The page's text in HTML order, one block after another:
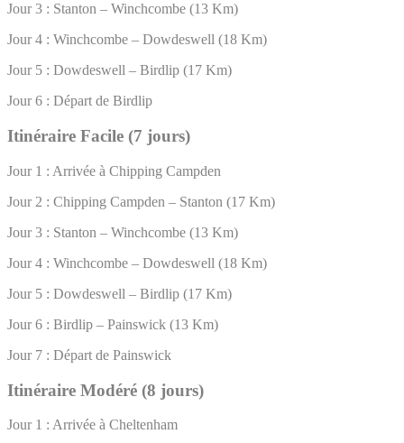
Jour 3 : Stanton – Winchcombe (13 Km)
Jour 4 : Winchcombe – Dowdeswell (18 Km)
Jour 5 : Dowdeswell – Birdlip (17 Km)
Jour 6 : Départ de Birdlip
Itinéraire Facile (7 jours)
Jour 1 : Arrivée à Chipping Campden
Jour 2 : Chipping Campden – Stanton (17 Km)
Jour 3 : Stanton – Winchcombe (13 Km)
Jour 4 : Winchcombe – Dowdeswell (18 Km)
Jour 5 : Dowdeswell – Birdlip (17 Km)
Jour 6 : Birdlip – Painswick (13 Km)
Jour 7 : Départ de Painswick
Itinéraire Modéré (8 jours)
Jour 1 : Arrivée à Cheltenham